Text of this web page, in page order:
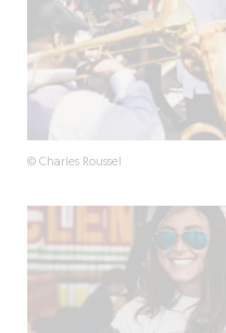
© Charles Roussel